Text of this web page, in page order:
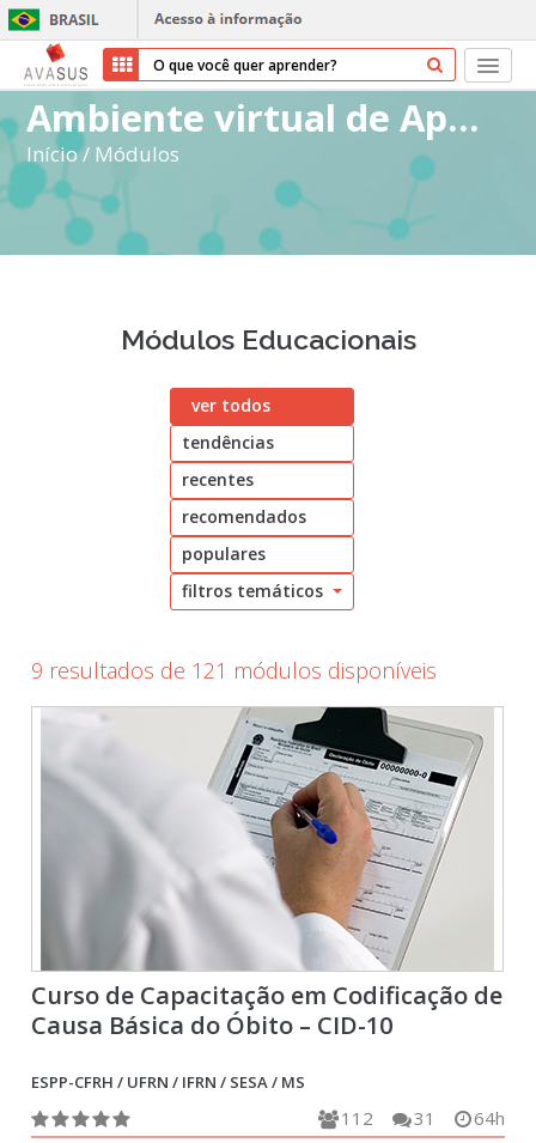
Início
Cursos
Parceiros
Transparência
Ajuda
Entrar
Cadastrar
Ambiente virtual de Aprendizagem do SUS
Início/ Módulos
Módulos Educacionais
ver todos
tendências
recentes
recomendados
populares
filtros temáticos
9 resultados de 121 módulos disponíveis
Curso de Capacitação em Codificação de
Causa Básica do Óbito – CID-10
ESPP-CFRH / UFRN / IFRN / SESA / MS
64h
31
112